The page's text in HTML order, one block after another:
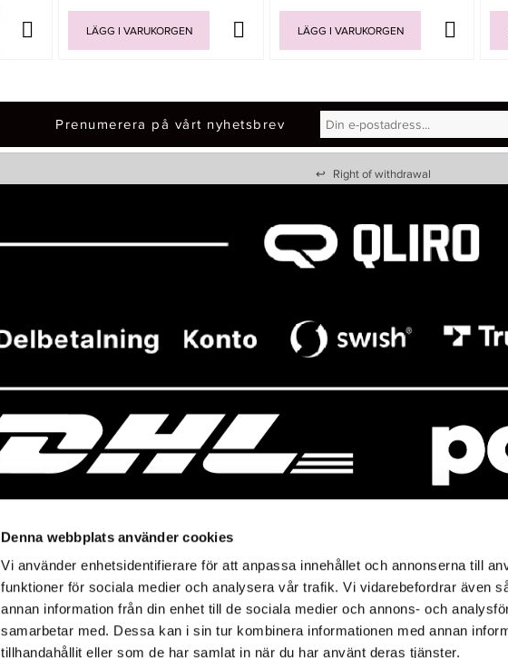
Denna webbplats använder cookies
Vi använder enhetsidentifierare för att anpassa innehållet och annonserna till
funktioner för sociala medier och analysera vår trafik. Vi vidarebefordrar även
annan information från din enhet till de sociala medier och annons- och
samarbetar med. Dessa kan i sin tur kombinera informationen med annan
tillhandahållit eller som de har samlat in när du har använt deras tjänster.
LÄGG I VARUKORGEN LÄGG I VARUKORGEN
Prenumerera på vårt nyhetsbrev
↩ Right of withdrawal
Om Baresso
Baresso Magasin
Om Baresso.se
Cookiepolicy
Mitt Baresso
Baresso Family
Mitt konto